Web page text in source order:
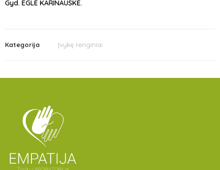
Gyd. EGLĖ KARINAUSKĖ.
Kategorija Įvykę renginiai